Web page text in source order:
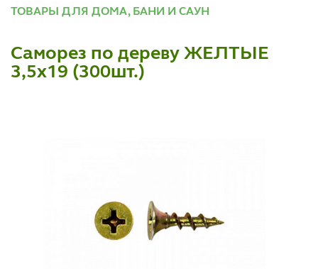
ТОВАРЫ ДЛЯ ДОМА, БАНИ И САУН
Саморез по дереву ЖЕЛТЫЕ
3,5х19 (300шт.)